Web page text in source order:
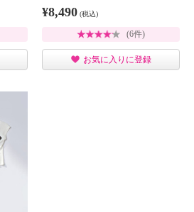
¥8,490 (税込)
(6件)
お気に入りに登録